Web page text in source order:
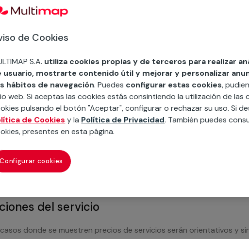
gratis y sin compromiso
que en MULTIMAP
ofrecer cualquier servicio a medida incluyendo todo lo que necesites:
equipamientos, electrodomésticos, etc. Cuéntanos que necesitas
llamemos.
del servicio
donde se muestren precios de servicios serán orientativos y
de Cookies
S.A. utiliza cookies propias y de terceros para realizar
usuario, mostrarte contenido útil y mejorar y personalizar
hábitos de navegación. Puedes configurar estas cookies,
web. Si aceptas las cookies estás consintiendo la utilización de
pulsando el botón "Aceptar", configurar o rechazar su uso. Si
de Cookies y la Política de Privacidad. También puedes
presentes en esta página.
Configurar cookies